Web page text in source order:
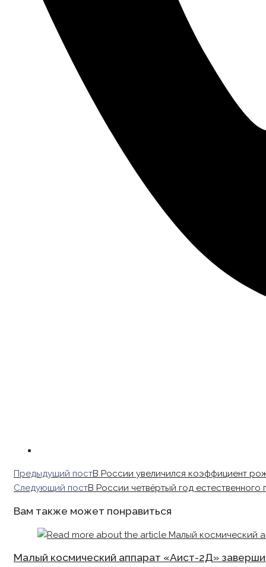
Read
more
Предыдущий постВ России увеличился коэффициент
Следующий постВ России четвёртый год
Вам также может понравиться
Малый космический аппарат «Аист-2Д»